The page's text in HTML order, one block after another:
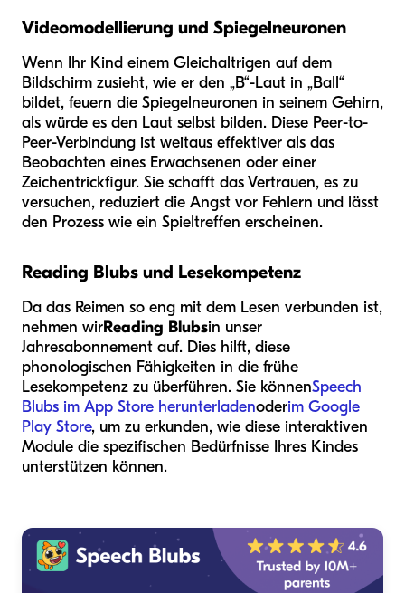
Videomodellierung und Spiegelneuronen
Wenn Ihr Kind einem Gleichaltrigen auf dem
Bildschirm zusieht, wie er den „B“-Laut in „Ball“
bildet, feuern die Spiegelneuronen in seinem Gehirn,
als würde es den Laut selbst bilden. Diese Peer-to-
Peer-Verbindung ist weitaus effektiver als das
Beobachten eines Erwachsenen oder einer
Zeichentrickfigur. Sie schafft das Vertrauen, es zu
versuchen, reduziert die Angst vor Fehlern und lässt
den Prozess wie ein Spieltreffen erscheinen.
Reading Blubs und Lesekompetenz
Da das Reimen so eng mit dem Lesen verbunden ist,
nehmen wirReading Blubsin unser
Jahresabonnement auf. Dies hilft, diese
phonologischen Fähigkeiten in die frühe
Lesekompetenz zu überführen. Sie könnenSpeech
Blubs im App Store herunterladenoderim Google
Play Store, um zu erkunden, wie diese interaktiven
Module die spezifischen Bedürfnisse Ihres Kindes
unterstützen können.